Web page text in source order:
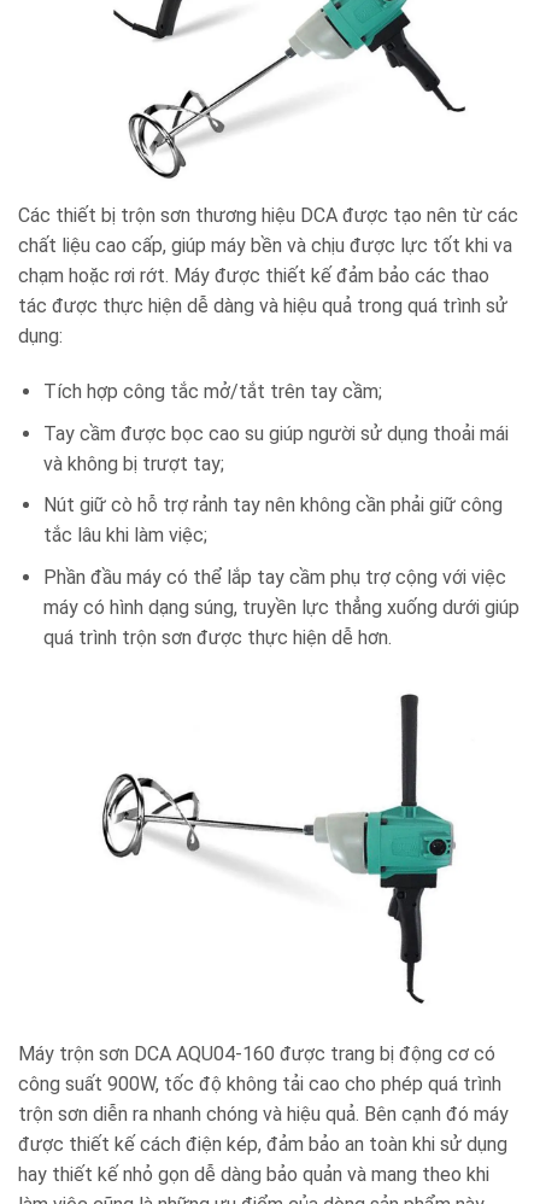
Các thiết bị trộn sơn thương hiệu DCA được tạo nên từ các
chất liệu cao cấp, giúp máy bền và chịu được lực tốt khi va
chạm hoặc rơi rớt. Máy được thiết kế đảm bảo các thao
tác được thực hiện dễ dàng và hiệu quả trong quá trình sử
dụng:
Tích hợp công tắc mở/tắt trên tay cầm;
Tay cầm được bọc cao su giúp người sử dụng thoải mái
và không bị trượt tay;
Nút giữ cò hỗ trợ rảnh tay nên không cần phải giữ công
tắc lâu khi làm việc;
Phần đầu máy có thể lắp tay cầm phụ trợ cộng với việc
máy có hình dạng súng, truyền lực thẳng xuống dưới giúp
quá trình trộn sơn được thực hiện dễ hơn.
Máy trộn sơn DCA AQU04-160 được trang bị động cơ có
công suất 900W, tốc độ không tải cao cho phép quá trình
trộn sơn diễn ra nhanh chóng và hiệu quả. Bên cạnh đó máy
được thiết kế cách điện kép, đảm bảo an toàn khi sử dụng
hay thiết kế nhỏ gọn dễ dàng bảo quản và mang theo khi